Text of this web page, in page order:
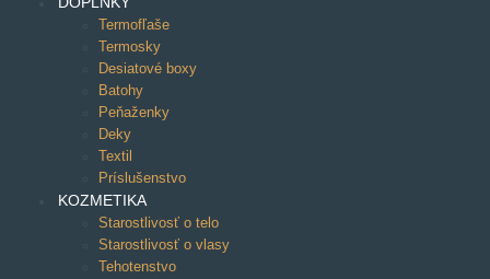
Termofľaše
Termosky
Desiatové boxy
Batohy
Peňaženky
Deky
Textil
Príslušenstvo
KOZMETIKA
Starostlivosť o telo
Starostlivosť o vlasy
Tehotenstvo